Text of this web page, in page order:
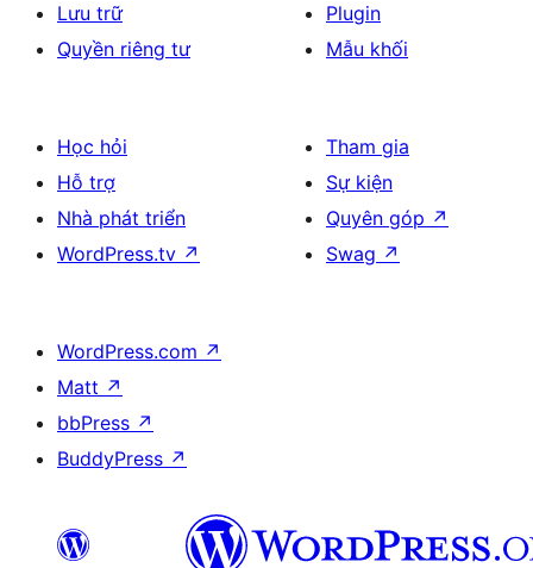
Lưu trữ
Quyền riêng tư
Plugin
Mẫu khối
Học hỏi
Hỗ trợ
Nhà phát triển
WordPress.tv ↗
Tham gia
Sự kiện
Quyên góp ↗
Swag ↗
WordPress.com ↗
Matt ↗
bbPress ↗
BuddyPress ↗